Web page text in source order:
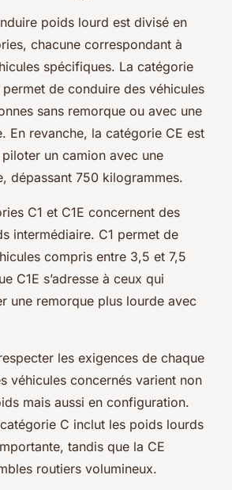
poids lourd est divisé en
chacune correspondant à
spécifiques. La catégorie
de conduire des véhicules
sans remorque ou avec une
En revanche, la catégorie CE est
un camion avec une
dépassant 750 kilogrammes.
C1 et C1E concernent des
intermédiaire. C1 permet de
compris entre 3,5 et 7,5
C1E s’adresse à ceux qui
une remorque plus lourde avec
les exigences de chaque
véhicules concernés varient non
mais aussi en configuration.
C inclut les poids lourds
tandis que la CE
routiers volumineux.